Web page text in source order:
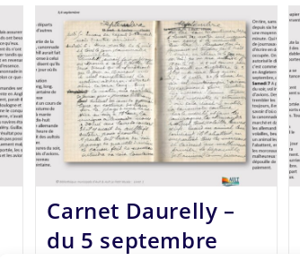
Carnet Daurelly –
du 5 septembre